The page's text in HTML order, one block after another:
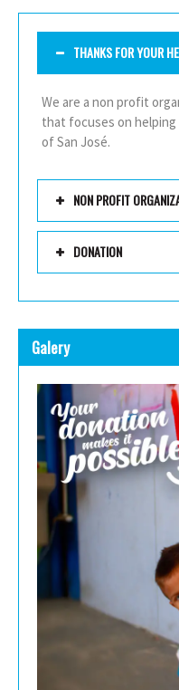
THANKS FOR YOUR
We are a non profit
that focuses on
of San José.
NON PROFIT
DONATION
Galery